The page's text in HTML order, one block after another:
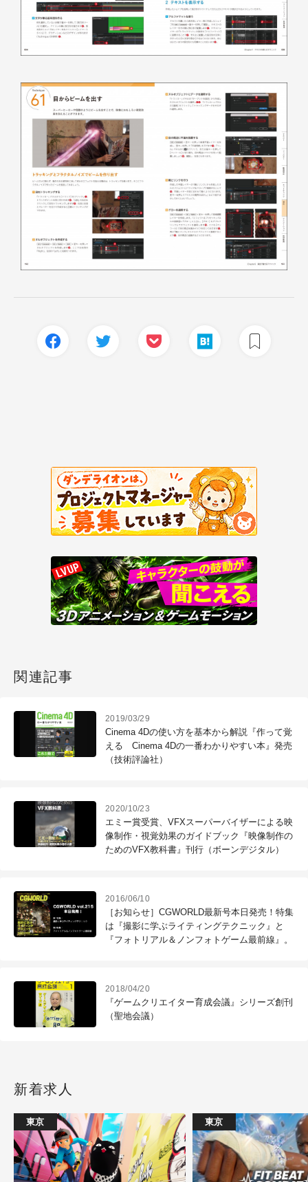
関連記事
2019/03/29
Cinema 4Dの使い方を基本から解説『作って覚
える Cinema 4Dの一番わかりやすい本』発売
（技術評論社）
2020/10/23
エミー賞受賞、VFXスーパーバイザーによる映
像制作・視覚効果のガイドブック『映像制作の
ためのVFX教科書』刊行（ボーンデジタル）
2016/06/10
［お知らせ］CGWORLD最新号本日発売！特集
は『撮影に学ぶライティングテクニック』と
『フォトリアル＆ノンフォトゲーム最前線』。
2018/04/20
『ゲームクリエイター育成会議』シリーズ創刊
（聖地会議）
新着求人
東京 東京